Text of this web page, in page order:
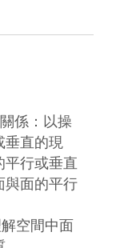
係：以操
垂直的現
平行或垂直
與面的平行
空間中面